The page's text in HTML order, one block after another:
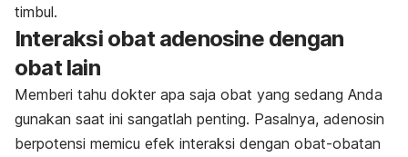
timbul.
Interaksi obat adenosine dengan
obat lain
Memberi tahu dokter apa saja obat yang sedang Anda
gunakan saat ini sangatlah penting. Pasalnya, adenosin
berpotensi memicu efek interaksi dengan obat-obatan